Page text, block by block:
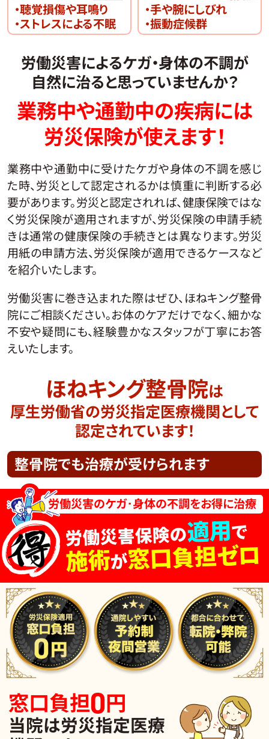
・聴覚損傷や耳鳴り
・ストレスによる不眠
・手や腕にしびれ
・振動症候群
労働災害によるケガ・身体の不調が
自然に治ると思っていませんか？
業務中や通勤中の疾病には
労災保険が使えます！
業務中や通勤中に受けたケガや身体の不調を感じ
た時、労災として認定されるかは慎重に判断する必
要があります。労災と認定されれば、健康保険ではな
く労災保険が適用されますが、労災保険の申請手続
きは通常の健康保険の手続きとは異なります。労災
用紙の申請方法、労災保険が適用できるケースなど
を紹介いたします。
労働災害に巻き込まれた際はぜひ、ほねキング整骨
院にご相談ください。お体のケアだけでなく、細かな
不安や疑問にも、経験豊かなスタッフが丁寧にお答
えいたします。
ほねキング整骨院は
厚生労働省の労災指定医療機関として
認定されています！
整骨院でも治療が受けられます
労働災害のケガ･身体の不調をお得に治療
労働災害保険の適用で
施術が窓口負担ゼロ
窓口負担0円
当院は労災指定医療